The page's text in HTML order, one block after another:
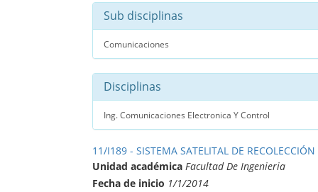
Sub disciplinas
Comunicaciones
Disciplinas
Ing. Comunicaciones Electronica Y Control
11/I189 - SISTEMA SATELITAL DE
Unidad académica Facultad De Ingenieria
Fecha de inicio 1/1/2014